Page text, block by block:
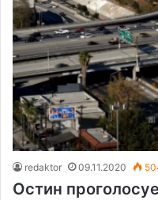
redaktor 09.11.2020
Остин